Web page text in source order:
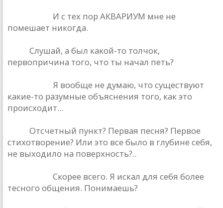
И с тех пор АКВАРИУМ мне не
помешает никогда.
Слушай, а был какой-то толчок,
первопричина того, что ты начал петь?
Я вообще не думаю, что существуют
какие-то разумные объяснения того, как это
происходит...
Отсчетный пункт? Первая песня? Первое
стихотворение? Или это все было в глубине себя,
не выходило на поверхность?..
Скорее всего. Я искал для себя более
тесного общения. Понимаешь?